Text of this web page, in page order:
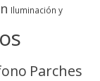
Iluminación y
Parches